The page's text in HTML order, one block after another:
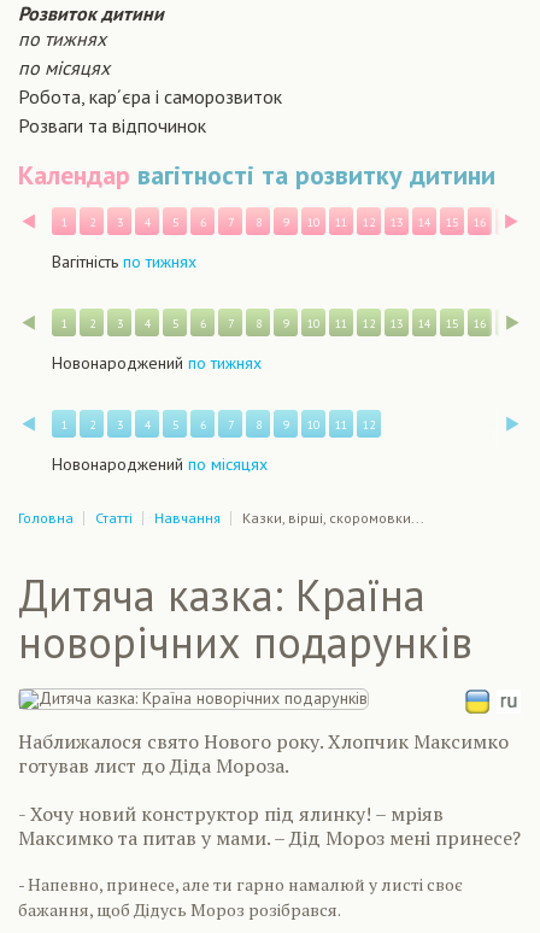
Розвиток дитини
по тижнях
по місяцях
Робота, кар´єра і саморозвиток
Розваги та відпочинок
Календар вагітності та розвитку дитини
Назад
1 2 3 4 5 6 7 8 9 10 11 12 13 14 15 16 17
Вагітність по тижнях
Назад
1 2 3 4 5 6 7 8 9 10 11 12 13 14 15 16 17
Новонароджений по тижнях
Назад
1 2 3 4 5 6 7 8 9 10 11 12
Новонароджений по місяцях
Головна Статті Навчання Казки, вірші, скоромовки...
Дитяча казка: Країна
новорічних подарунків
Наближалося свято Нового року. Хлопчик Максимко
готував лист до Діда Мороза.
- Хочу новий конструктор під ялинку! – мріяв
Максимко та питав у мами. – Дід Мороз мені принесе?
- Напевно, принесе, але ти гарно намалюй у листі своє
бажання, щоб Дідусь Мороз розібрався.